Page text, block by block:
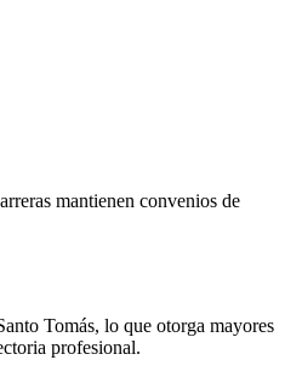
mantienen convenios de
Tomás, lo que otorga mayores
profesional.